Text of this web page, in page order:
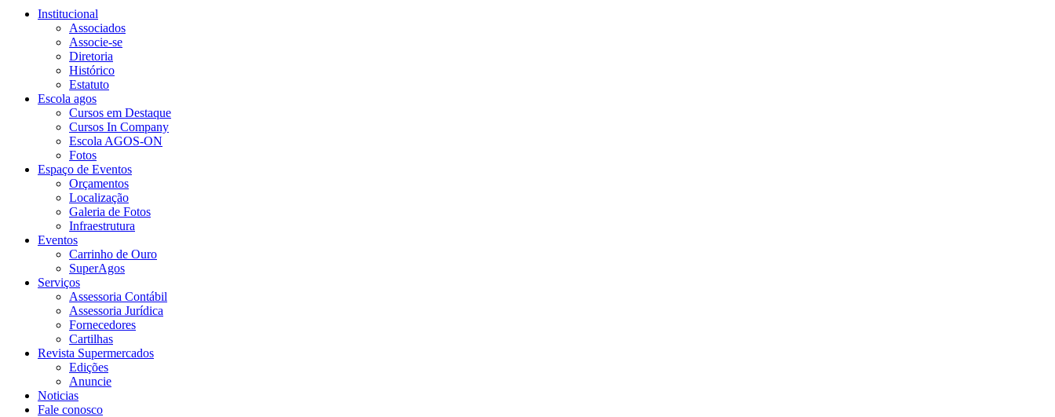
Institucional
Associados
Associe-se
Diretoria
Histórico
Estatuto
Escola agos
Cursos em Destaque
Cursos In Company
Escola AGOS-ON
Fotos
Espaço de Eventos
Orçamentos
Localização
Galeria de Fotos
Infraestrutura
Eventos
Carrinho de Ouro
SuperAgos
Serviços
Assessoria Contábil
Assessoria Jurídica
Fornecedores
Cartilhas
Revista Supermercados
Edições
Anuncie
Noticias
Fale conosco